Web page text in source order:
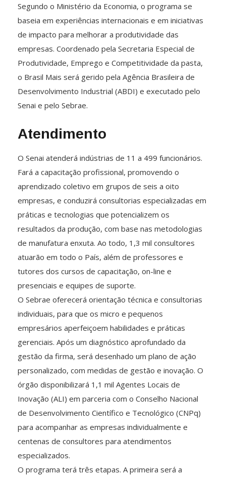
Segundo o Ministério da Economia, o programa se
baseia em experiências internacionais e em iniciativas
de impacto para melhorar a produtividade das
empresas. Coordenado pela Secretaria Especial de
Produtividade, Emprego e Competitividade da pasta,
o Brasil Mais será gerido pela Agência Brasileira de
Desenvolvimento Industrial (ABDI) e executado pelo
Senai e pelo Sebrae.
Atendimento
O Senai atenderá indústrias de 11 a 499 funcionários.
Fará a capacitação profissional, promovendo o
aprendizado coletivo em grupos de seis a oito
empresas, e conduzirá consultorias especializadas em
práticas e tecnologias que potencializem os
resultados da produção, com base nas metodologias
de manufatura enxuta. Ao todo, 1,3 mil consultores
atuarão em todo o País, além de professores e
tutores dos cursos de capacitação, on-line e
presenciais e equipes de suporte.
O Sebrae oferecerá orientação técnica e consultorias
individuais, para que os micro e pequenos
empresários aperfeiçoem habilidades e práticas
gerenciais. Após um diagnóstico aprofundado da
gestão da firma, será desenhado um plano de ação
personalizado, com medidas de gestão e inovação. O
órgão disponibilizará 1,1 mil Agentes Locais de
Inovação (ALI) em parceria com o Conselho Nacional
de Desenvolvimento Científico e Tecnológico (CNPq)
para acompanhar as empresas individualmente e
centenas de consultores para atendimentos
especializados.
O programa terá três etapas. A primeira será a